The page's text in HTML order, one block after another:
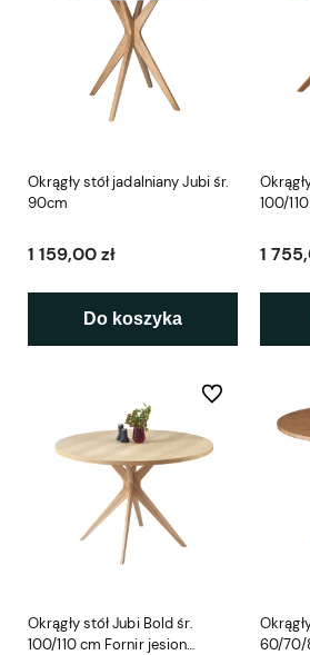
Okrągły stół jadalniany Jubi śr.
90cm
1 159,00 zł
Do koszyka
100/
1
Okrągły stół Jubi Bold śr.
100/110 cm Fornir jesion
Do ulubionych
60/70/